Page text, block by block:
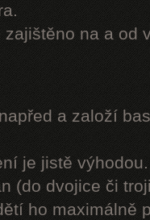
na a od
a založí
je jistě výhodou.
(do dvojice či
ho maximálně